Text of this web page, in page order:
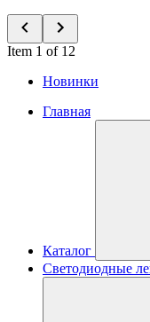
Item 1 of 12
Новинки
Главная
Каталог
Светодиодные